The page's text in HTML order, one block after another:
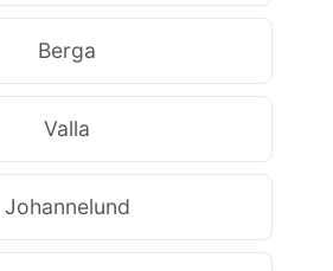
Berga
Valla
Johannelund